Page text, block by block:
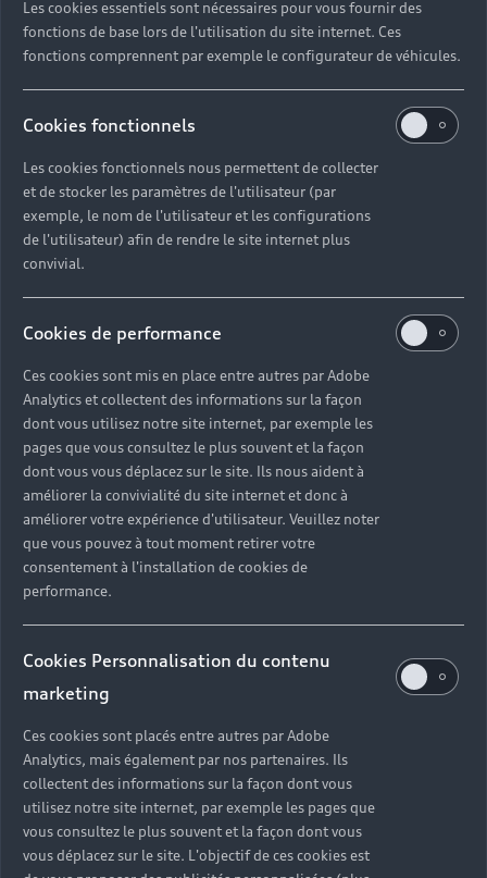
Les cookies essentiels sont nécessaires pour vous fournir des
fonctions de base lors de l'utilisation du site internet. Ces
fonctions comprennent par exemple le configurateur de véhicules.
Cookies fonctionnels
Les cookies fonctionnels nous permettent de collecter
et de stocker les paramètres de l'utilisateur (par
exemple, le nom de l'utilisateur et les configurations
de l'utilisateur) afin de rendre le site internet plus
convivial.
Cookies de performance
Ces cookies sont mis en place entre autres par Adobe
Analytics et collectent des informations sur la façon
dont vous utilisez notre site internet, par exemple les
pages que vous consultez le plus souvent et la façon
dont vous vous déplacez sur le site. Ils nous aident à
améliorer la convivialité du site internet et donc à
améliorer votre expérience d'utilisateur. Veuillez noter
que vous pouvez à tout moment retirer votre
consentement à l'installation de cookies de
performance.
Cookies Personnalisation du contenu
marketing
Ces cookies sont placés entre autres par Adobe
Analytics, mais également par nos partenaires. Ils
collectent des informations sur la façon dont vous
utilisez notre site internet, par exemple les pages que
vous consultez le plus souvent et la façon dont vous
vous déplacez sur le site. L'objectif de ces cookies est